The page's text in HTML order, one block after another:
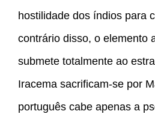
hostilidade dos índios para
contrário disso, o elemento
submete totalmente ao
Iracema sacrificam-se por
português cabe apenas a